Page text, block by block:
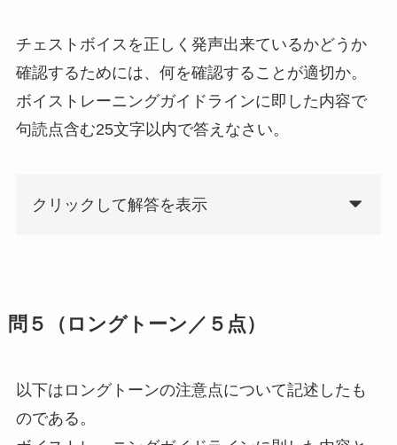
チェストボイスを正しく発声出来ているかどうか
確認するためには、何を確認することが適切か。
ボイストレーニングガイドラインに即した内容で
句読点含む25文字以内で答えなさい。
クリックして解答を表示
問５（ロングトーン／５点）
以下はロングトーンの注意点について記述したも
のである。